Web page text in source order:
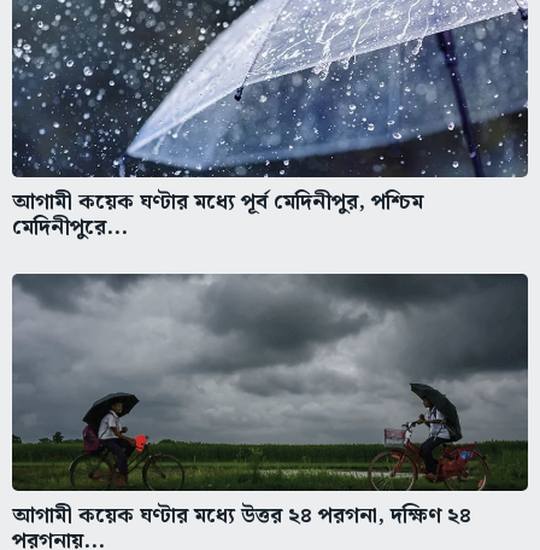
আগামী কয়েক ঘণ্টার মধ্যে পূর্ব মেদিনীপুর, পশ্চিম
মেদিনীপুরে...
আগামী কয়েক ঘণ্টার মধ্যে উত্তর ২৪ পরগনা, দক্ষিণ ২৪
পরগনায়...